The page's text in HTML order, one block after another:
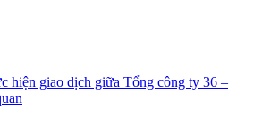
hiện giao dịch giữa Tổng công ty 36 –